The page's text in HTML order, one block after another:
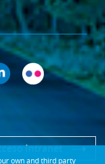
own and third party
Intranet